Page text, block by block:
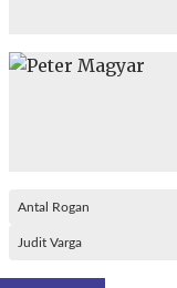
Antal Rogan
Judit Varga